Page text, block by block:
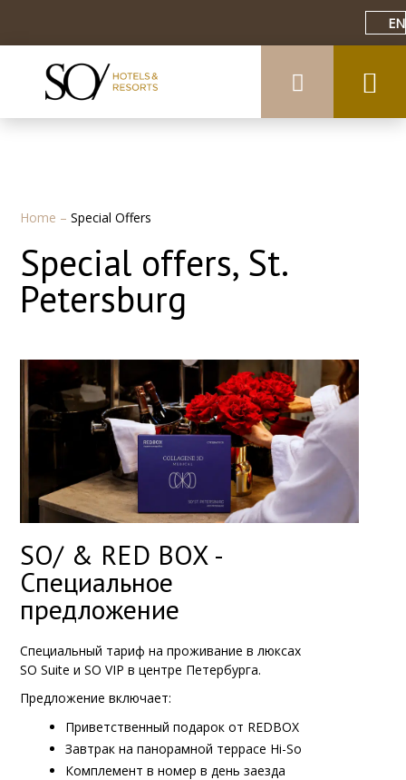
EN
Home –Special Offers
Special offers, St.
Petersburg
SO/ & RED BOX -
Специальное
предложение
Специальный тариф на проживание в люксах
SO Suite и SO VIP в центре Петербурга.
Предложение включает:
Приветственный подарок от REDBOX
Завтрак на панорамной террасе Hi-So
Комплемент в номер в день заезда